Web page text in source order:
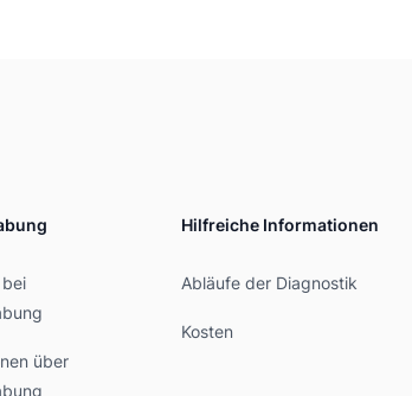
über
Hilfreiche Informationen
Abläufe der Diagnostik
Kosten